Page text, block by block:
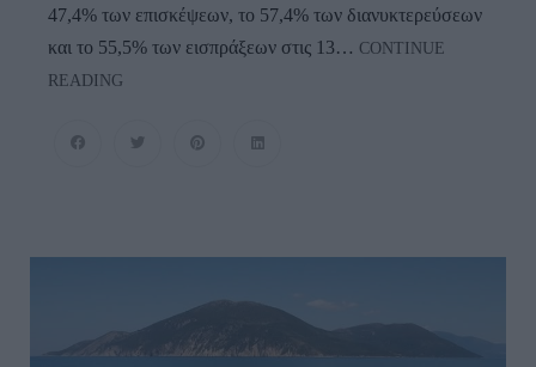
47,4% των επισκέψεων, το 57,4% των διανυκτερεύσεων
και το 55,5% των εισπράξεων στις 13… CONTINUE
READING
Ευρωπαίοι
«εγκαταλείπουν»